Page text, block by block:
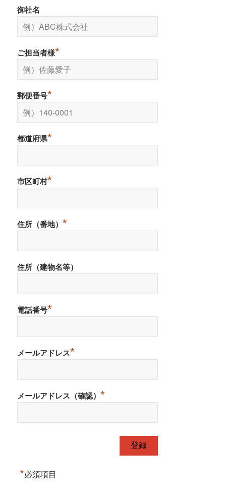
御社名
ご担当者様*
郵便番号*
都道府県*
市区町村*
住所（番地） *
住所（建物名等）
電話番号*
メールアドレス*
メールアドレス（確認） *
*必須項目